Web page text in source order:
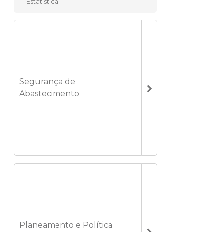
Segurança de
Abastecimento
Planeamento e Política